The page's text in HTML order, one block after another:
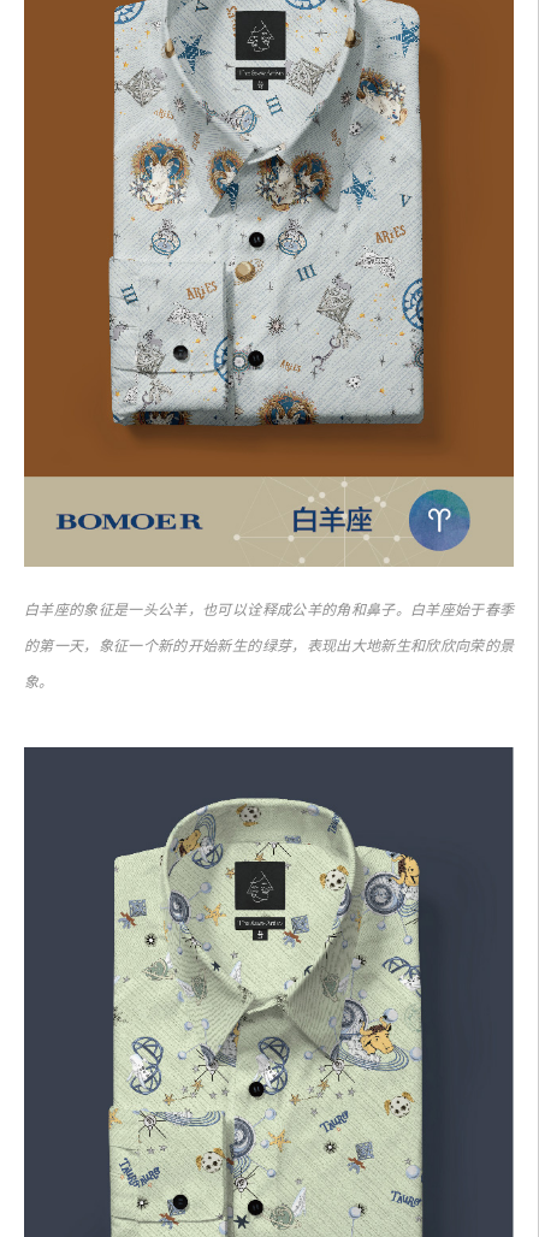
白羊座的象征是一头公羊，也可以诠释成公羊的角和鼻子。白羊座始于春季
的第一天，象征一个新的开始新生的绿芽，表现出大地新生和欣欣向荣的景
象。